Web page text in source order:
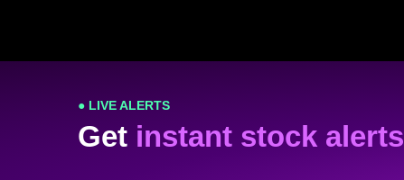
● LIVE ALERTS
Get instant stock alerts